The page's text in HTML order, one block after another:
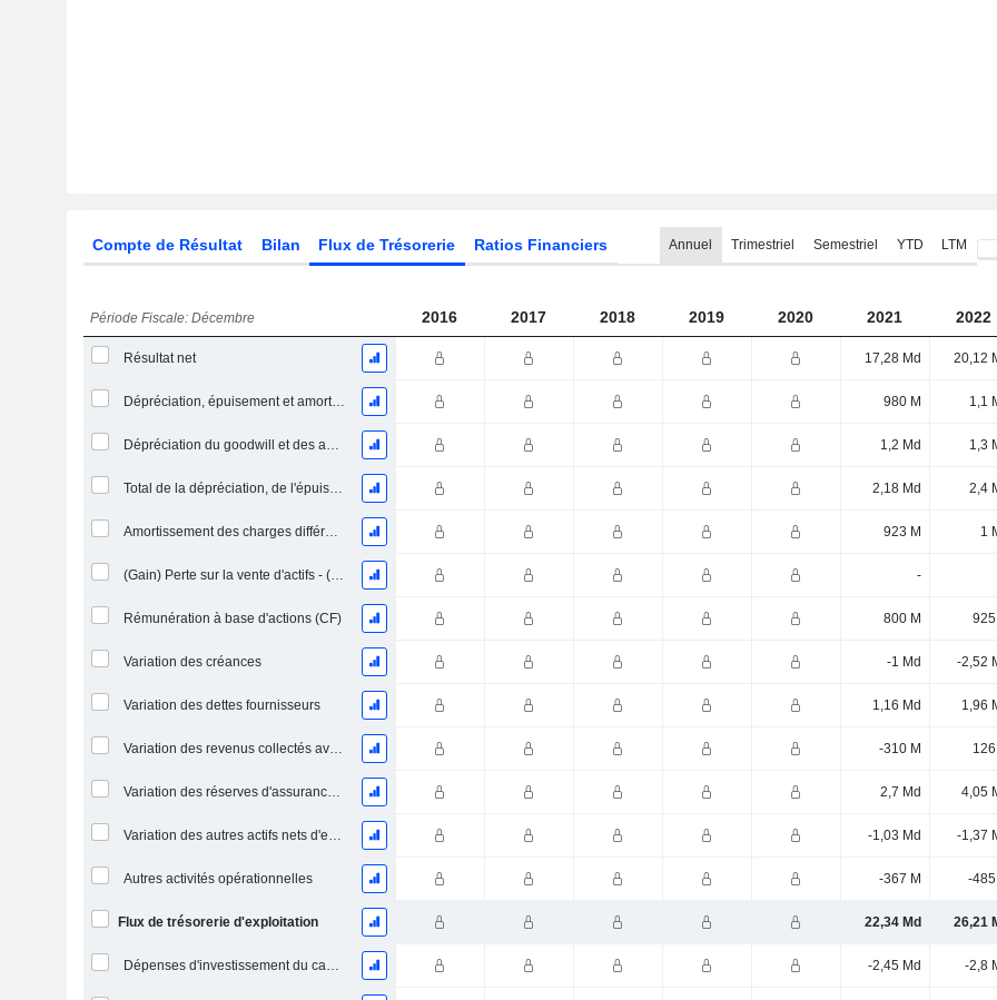
Compte de Résultat Bilan Flux de Trésorerie Ratios Financiers Annuel Trimestriel Semestriel YTD LTM
Période Fiscale: Décembre 2016 2017 2018 2019 2020 2021 2022
Résultat net 17,28 Md 20,12
Dépréciation, épuisement et amortissement 980 M 1,1
Dépréciation du goodwill et des actifs intangibles 1,2 Md 1,3
Total de la dépréciation, de l'épuisement et de l'amortissement 2,18 Md 2,4
Amortissement des charges différées, total 923 M 1
(Gain) Perte sur la vente d'actifs - (CF) -
Rémunération à base d'actions (CF) 800 M 925
Variation des créances -1 Md -2,52
Variation des dettes fournisseurs 1,16 Md 1,96
Variation des revenus collectés avant livraison -310 M 126
Variation des réserves d'assurance / du passif 2,7 Md 4,05
Variation des autres actifs nets d'exploitation (perçus) -1,03 Md -1,37
Autres activités opérationnelles -367 M -485
Flux de trésorerie d'exploitation 22,34 Md 26,21
Dépenses d'investissement du capital (CAPEX) -2,45 Md -2,8